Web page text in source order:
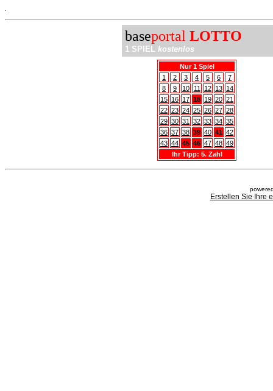
baseportal LOTTO
1 SPIEL kostenlos
Nur 1 Spiel
1
2 3 4 5 6
7
8
9 10 11 12 13 14
15 16 17 18 19 20 21
22 23 24 25 26 27 28
29 30 31 32 33 34 35
36 37 38 39 40 41 42
43 44 45 46 47 48 49
Ihr Tipp: 5. Zahl
Erstellen Sie Ihre